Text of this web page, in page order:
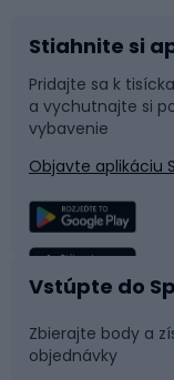
Príslušenstvo
Časti bicyklov
Rybolov
Športová
Sane a
Snowboard
Plávanie
Tímové
Stiahnite si
Pridajte sa k
a vychutnajte si
vybavenie
Objavte aplikáciu
Vstúpte do
Zbierajte body a
objednávky